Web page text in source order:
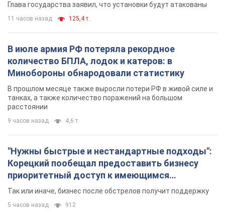
Глава государства заявил, что установки будут атакованы
11 часов назад 125,4 т.
В июле армия РФ потеряла рекордное
количество БПЛА, лодок и катеров: в
Минобороны обнародовали статистику
В прошлом месяце также выросли потери РФ в живой силе и
танках, а также количество поражений на большом
расстоянии
9 часов назад 4,6 т.
"Нужны быстрые и нестандартные подходы":
Корецкий пообещал предоставить бизнесу
приоритетный доступ к имеющимся
складским помещениям
Так или иначе, бизнес после обстрелов получит поддержку
5 часов назад 912